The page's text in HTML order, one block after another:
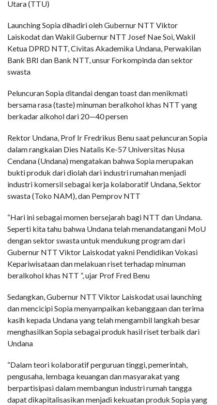
Utara (TTU)
Launching Sopia dihadiri oleh Gubernur NTT Viktor
Laiskodat dan Wakil Gubernur NTT Josef Nae Soi, Wakil
Ketua DPRD NTT, Civitas Akademika Undana, Perwakilan
Bank BRI dan Bank NTT, unsur Forkompinda dan sektor
swasta
Peluncuran Sopia ditandai dengan toast dan menikmati
bersama rasa (taste) minuman beralkohol khas NTT yang
berkadar alkohol dari 20—40 persen
Rektor Undana, Prof Ir Fredrikus Benu saat peluncuran Sopia
dalam rangkaian Dies Natalis Ke-57 Universitas Nusa
Cendana (Undana) mengatakan bahwa Sopia merupakan
bukti produk dari diolah dari industri rumahan menjadi
industri komersil sebagai kerja kolaboratif Undana, Sektor
swasta (Toko NAM), dan Pemprov NTT
“Hari ini sebagai momen bersejarah bagi NTT dan Undana.
Seperti kita tahu bahwa Undana telah menandatangani MoU
dengan sektor swasta untuk mendukung program dari
Gubernur NTT Viktor Laiskodat yakni Pendidikan Vokasi
Kepariwisataan dan melakuan riset terhadap minuman
beralkohol khas NTT ”, ujar Prof Fred Benu
Sedangkan, Gubernur NTT Viktor Laiskodat usai launching
dan mencicipi Sopia menyampaikan kebanggaan dan terima
kasih kepada Undana yang telah mengambil langkah besar
menghasilkan Sopia sebagai produk hasil riset terbaik dari
Undana
“Dalam teori kolaboratif perguruan tinggi, pemerintah,
pengusaha, lembaga keuangan dan masyarakat yang
berpartisipasi dalam membangun industri rumah tangga
dapat dikapitalisasikan menjadi kekuatan produk Sopia yang